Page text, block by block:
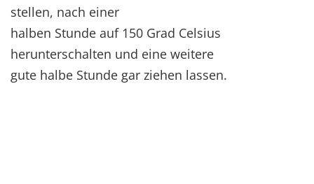
stellen, nach einer
halben Stunde auf 150 Grad Celsius
herunterschalten und eine weitere
gute halbe Stunde gar ziehen lassen.